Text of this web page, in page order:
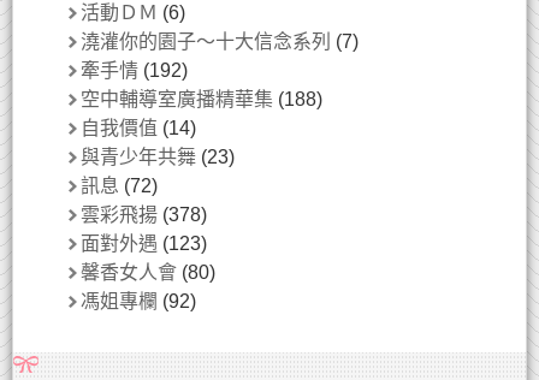
活動ＤＭ (6)
澆灌你的園子～十大信念系列 (7)
牽手情 (192)
空中輔導室廣播精華集 (188)
自我價值 (14)
與青少年共舞 (23)
訊息 (72)
雲彩飛揚 (378)
面對外遇 (123)
馨香女人會 (80)
馮姐專欄 (92)